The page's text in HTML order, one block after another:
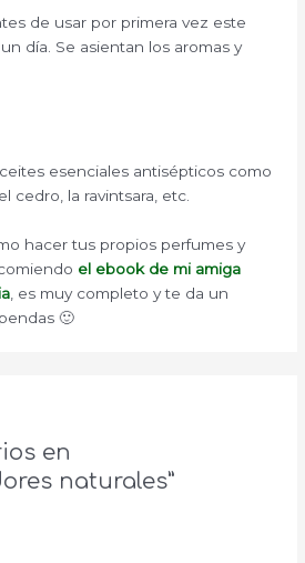
de usar por primera vez este
día. Se asientan los aromas y
esenciales antisépticos como
cedro, la ravintsara, etc.
hacer tus propios perfumes y
el ebook de mi amiga
, es muy completo y te da un
🙂
en
naturales”